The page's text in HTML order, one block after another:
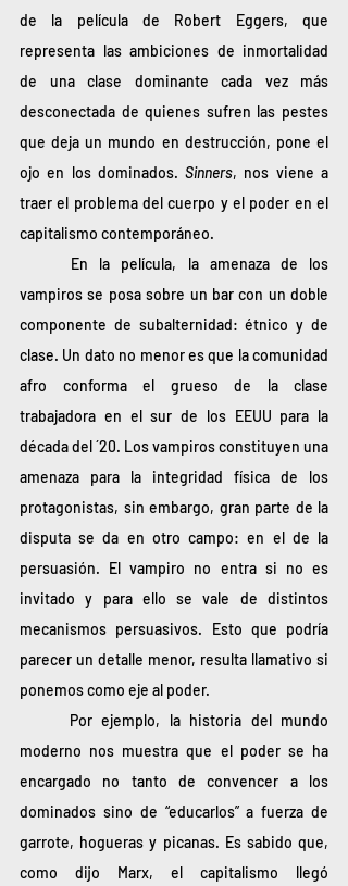
de la película de Robert Eggers, que
representa las ambiciones de inmortalidad
de una clase dominante cada vez más
desconectada de quienes sufren las pestes
que deja un mundo en destrucción, pone el
ojo en los dominados. Sinners, nos viene a
traer el problema del cuerpo y el poder en el
capitalismo contemporáneo.
vampiros se posa sobre un bar con un doble
componente de subalternidad: étnico y de
clase. Un dato no menor es que la comunidad
afro conforma el grueso de la clase
trabajadora en el sur de los EEUU para la
década del ´20. Los vampiros constituyen una
amenaza para la integridad física de los
protagonistas, sin embargo, gran parte de la
disputa se da en otro campo: en el de la
persuasión. El vampiro no entra si no es
invitado y para ello se vale de distintos
mecanismos persuasivos. Esto que podría
parecer un detalle menor, resulta llamativo si
ponemos como eje al poder.
moderno nos muestra que el poder se ha
encargado no tanto de convencer a los
dominados sino de “educarlos” a fuerza de
garrote, hogueras y picanas. Es sabido que,
como dijo Marx, el capitalismo llegó